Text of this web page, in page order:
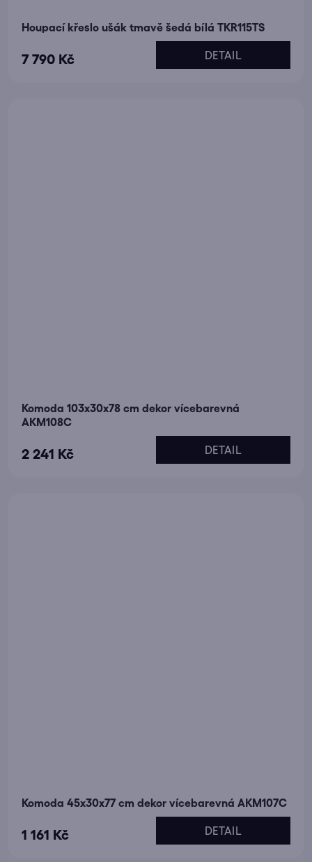
Houpací křeslo ušák tmavě šedá bílá TKR115TS
7 790 Kč DETAIL
Komoda 103x30x78 cm dekor vícebarevná
AKM108C
2 241 Kč DETAIL
Komoda 45x30x77 cm dekor vícebarevná AKM107C
1 161 Kč DETAIL